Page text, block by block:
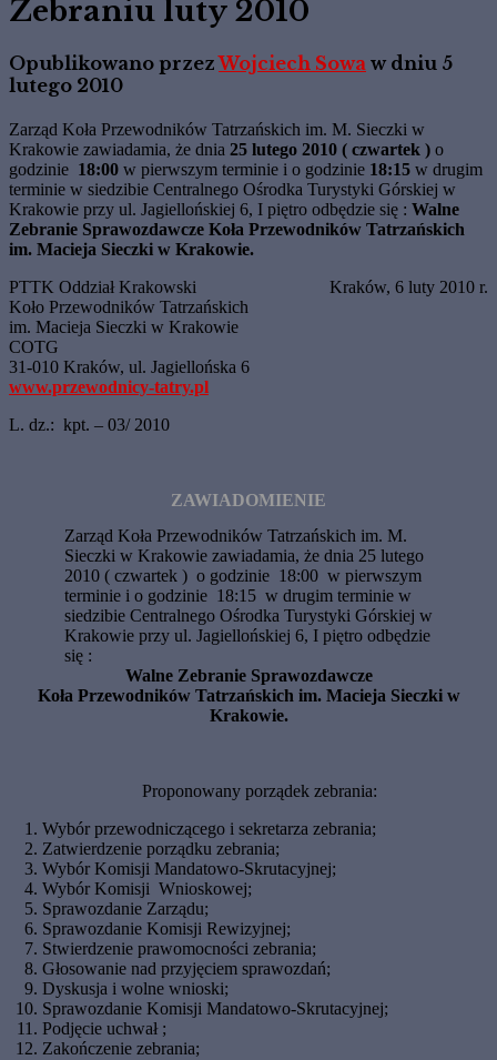
Zebraniu luty 2010
Opublikowano przezWojciech Sowa w dniu 5
lutego 2010
Zarząd Koła Przewodników Tatrzańskich im. M. Sieczki w
Krakowie zawiadamia, że dnia 25 lutego 2010 ( czwartek ) o
godzinie 18:00 w pierwszym terminie i o godzinie 18:15 w drugim
terminie w siedzibie Centralnego Ośrodka Turystyki Górskiej w
Krakowie przy ul. Jagiellońskiej 6, I piętro odbędzie się : Walne
Zebranie Sprawozdawcze Koła Przewodników Tatrzańskich
im. Macieja Sieczki w Krakowie.
PTTK Oddział Krakowski
Kraków, 6 luty 2010 r.
Koło Przewodników Tatrzańskich
im. Macieja Sieczki w Krakowie
COTG
31-010 Kraków, ul. Jagiellońska 6
www.przewodnicy-tatry.pl
L. dz.: kpt. – 03/ 2010
ZAWIADOMIENIE
Zarząd Koła Przewodników Tatrzańskich im. M.
Sieczki w Krakowie zawiadamia, że dnia 25 lutego
2010 ( czwartek ) o godzinie 18:00 w pierwszym
terminie i o godzinie 18:15 w drugim terminie w
siedzibie Centralnego Ośrodka Turystyki Górskiej w
Krakowie przy ul. Jagiellońskiej 6, I piętro odbędzie
się :
Walne Zebranie Sprawozdawcze
Koła Przewodników Tatrzańskich im. Macieja Sieczki w
Krakowie.
Proponowany porządek zebrania:
Wybór przewodniczącego i sekretarza zebrania;
Zatwierdzenie porządku zebrania;
Wybór Komisji Mandatowo-Skrutacyjnej;
Wybór Komisji Wnioskowej;
Sprawozdanie Zarządu;
Sprawozdanie Komisji Rewizyjnej;
Stwierdzenie prawomocności zebrania;
Głosowanie nad przyjęciem sprawozdań;
Dyskusja i wolne wnioski;
Sprawozdanie Komisji Mandatowo-Skrutacyjnej;
Podjęcie uchwał ;
Zakończenie zebrania;